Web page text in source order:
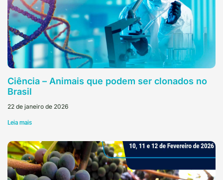
Ciência – Animais que podem ser clonados no
Brasil
22 de janeiro de 2026
Leia mais